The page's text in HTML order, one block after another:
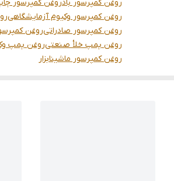
روغن کمپرسور بادروغن کمپرسور
روغن کمپرسور وکیوم آزمایشگاهی
روغن کمپرسور صادراتیروغن
روغن پمپ خلأ صنعتیروغن پمپ
روغن کمپرسور ماشینابزار